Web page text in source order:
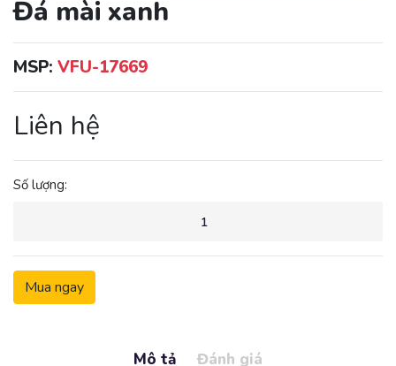
Đá mài xanh
MSP: VFU-17669
Liên hệ
Số lượng:
Mua ngay
Mô tả Đánh giá